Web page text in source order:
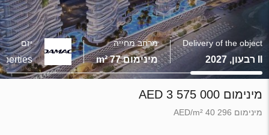
Delivery of the object מרחב מחייה
מינימום 77 m²
יזם
מינימום 3 575 000 AED
מינימום 40 296 AED/m²